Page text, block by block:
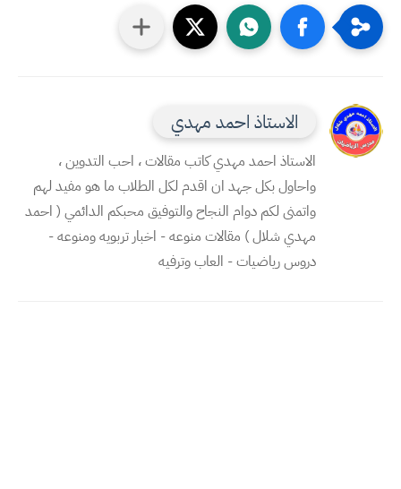
الاستاذ احمد مهدي
الاستاذ احمد مهدي كاتب مقالات ، احب التدوين ،
واحاول بكل جهد ان اقدم لكل الطلاب ما هو مفيد لهم
واتمنى لكم دوام النجاح والتوفيق محبكم الدائمي ( احمد
مهدي شلال ) مقالات منوعه - اخبار تربويه ومنوعه -
دروس رياضيات - العاب وترفيه